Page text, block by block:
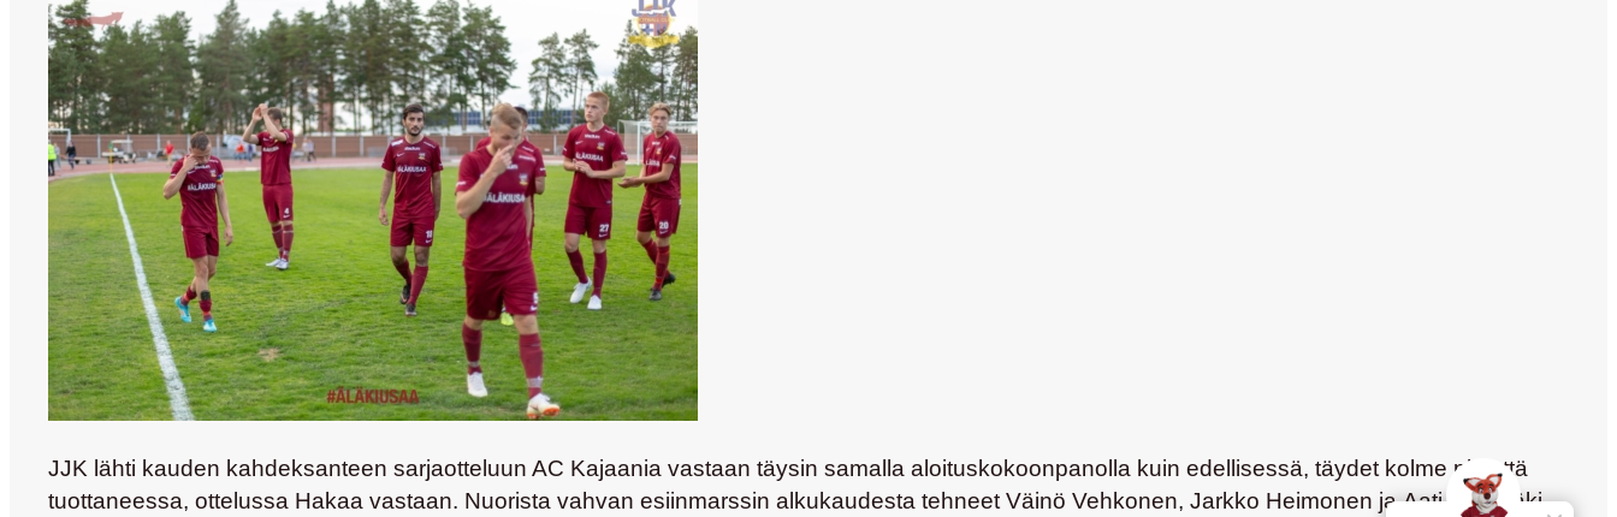
JJK lähti kauden kahdeksanteen sarjaotteluun AC Kajaania vastaan täysin samalla aloituskokoonpanolla kuin edellisessä, täydet kolme pistettä
tuottaneessa, ottelussa Hakaa vastaan. Nuorista vahvan esiinmarssin alkukaudesta tehneet Väinö Vehkonen, Jarkko Heimonen jaAati Riihimäki